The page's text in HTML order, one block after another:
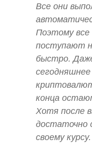
Все они
Поэтому все
поступают
быстро.
конца
Хотя после
достаточно
своему курсу.